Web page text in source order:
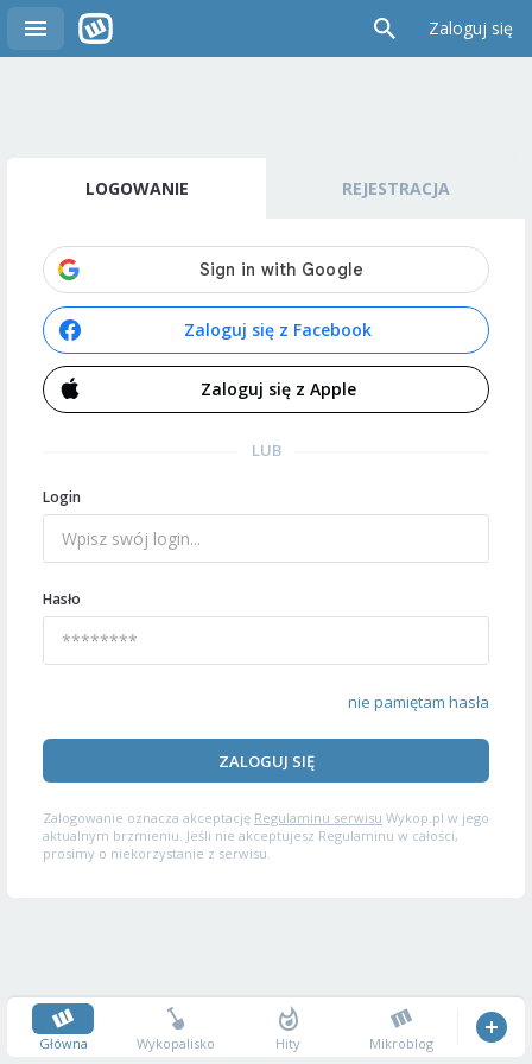
Zaloguj się
LOGOWANIE REJESTRACJA
Zaloguj się z Facebook
Zaloguj się z Apple
LUB
Login
Hasło
nie pamiętam hasła
ZALOGUJ SIĘ
Zalogowanie oznacza akceptację Regulaminu serwisu Wykop.pl w jego
aktualnym brzmieniu. Jeśli nie akceptujesz Regulaminu w całości,
prosimy o niekorzystanie z serwisu.
Główna Wykopalisko Hity Mikroblog